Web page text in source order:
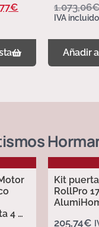
€ 1.073,06
IVA incluido
Añadir
4 m
Kit
RollPro
205,74€